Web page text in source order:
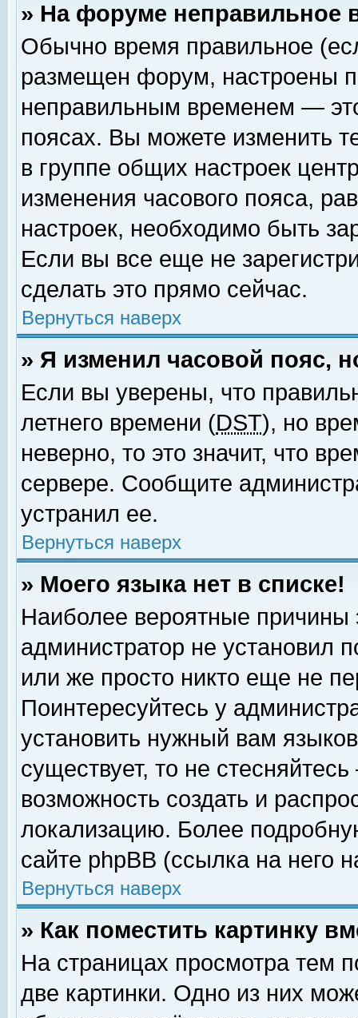
» На форуме неправильное
Обычно время правильное
размещен форум, настроены
неправильным временем —
поясах. Вы можете изменить
в группе общих настроек
изменения часового пояса,
настроек, необходимо быть
Если вы все еще не
сделать это прямо сейчас.
Вернуться наверх
» Я изменил часовой пояс,
Если вы уверены, что
летнего времени (DST), но
неверно, то это значит, что
сервере. Сообщите
устранил ее.
Вернуться наверх
» Моего языка нет в списке!
Наиболее вероятные причины
администратор не установил
или же просто никто еще не
Поинтересуйтесь у
установить нужный вам
существует, то не
возможность создать и
локализацию. Более
сайте phpBB (ссылка на него
Вернуться наверх
» Как поместить картинку
На страницах просмотра тем
две картинки. Одно из них